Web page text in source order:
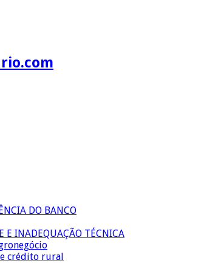
DO BANCO
E INADEQUAÇÃO TÉCNICA
crédito rural